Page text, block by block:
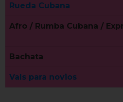
Rueda Cubana
Afro / Rumba Cubana /
Bachata
Vals para novios